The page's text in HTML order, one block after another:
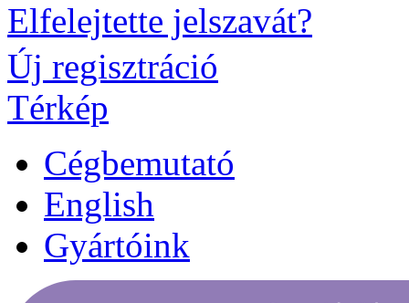
Elfelejtette jelszavát?
Új regisztráció
Térkép
Cégbemutató
English
Gyártóink